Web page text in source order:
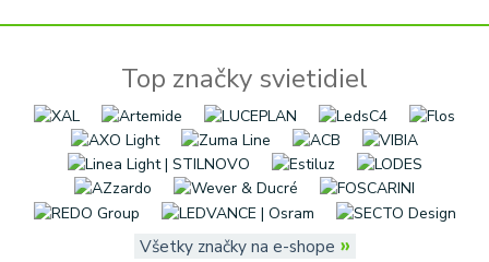
Top značky svietidiel
Všetky značky na e-shope »